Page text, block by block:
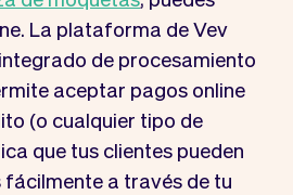
La plataforma de Vev
de procesamiento
aceptar pagos online
(o cualquier tipo de
que tus clientes pueden
a través de tu